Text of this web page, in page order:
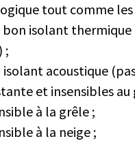
tout comme les
isolant
;
acoustique
et insensibles au
à la grêle ;
à la neige ;